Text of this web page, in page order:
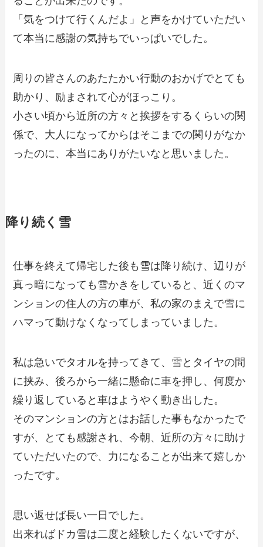
「気をつけて行くんだよ」と声をかけていただい
て本当に感謝の気持ちでいっぱいでした。
周りの皆さんのあたたかい行動のおかげでとても
助かり、励まされて心がほっこり。
小さい頃から近所の方々と挨拶をするくらいの関
係で、大人になってからはそこまでの関りがなか
ったのに、本当にありがたいなと思いました。
降り続く雪
仕事を終えて帰宅した後も雪は降り続け、辺りが
真っ暗になっても雪かきをしていると、近くのマ
ンションの住人の方の車が、私の家のまえで雪に
ハマって動けなくなってしまっていました。
私は急いでタオルを持ってきて、雪とタイヤの間
に挟み、後ろから一緒に懸命に車を押し、何度か
繰り返していると車はようやく動き出した。
そのマンションの方とはお話した事もなかったで
すが、とても感謝され、今朝、近所の方々に助け
ていただいたので、力になることが出来て嬉しか
ったです。
思い返せば長い一日でした。
出来ればドカ雪は二度と経験したくないですが、